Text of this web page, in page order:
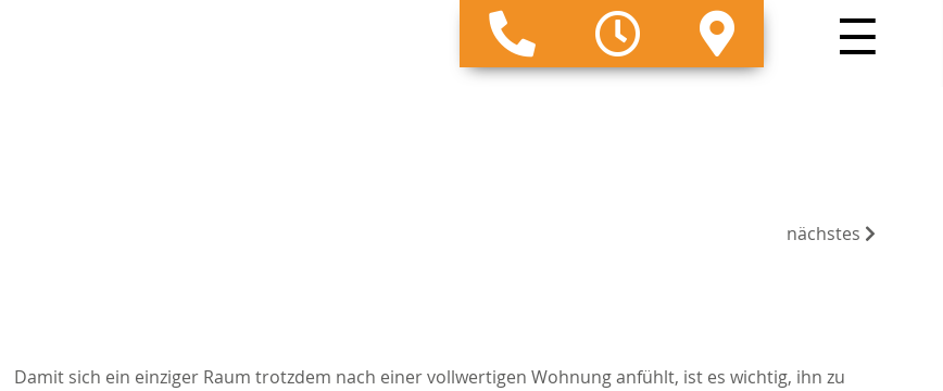
nächstes
Damit sich ein einziger Raum trotzdem nach einer vollwertigen Wohnung anfühlt, ist es wichtig, ihn zu